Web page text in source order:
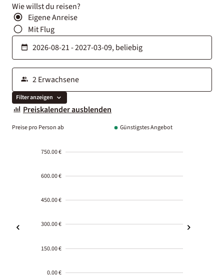
Wie willst du reisen?
Eigene Anreise
Mit Flug
Filter anzeigen
Preiskalender ausblenden
Preise pro Person ab Günstigstes Angebot
750.00 €
600.00 €
450.00 €
300.00 €
150.00 €
0.00 €